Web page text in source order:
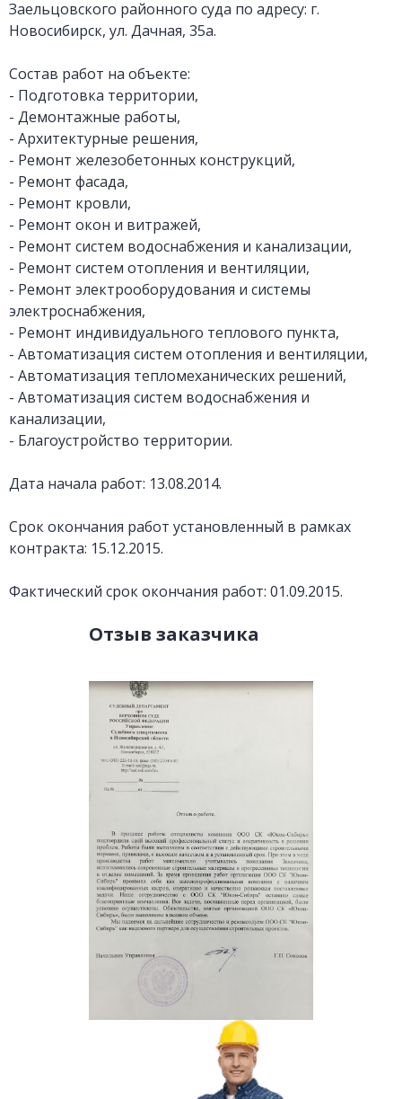
Заельцовского районного суда по адресу: г.
Новосибирск, ул. Дачная, 35а.
Состав работ на объекте:
- Подготовка территории,
- Демонтажные работы,
- Архитектурные решения,
- Ремонт железобетонных конструкций,
- Ремонт фасада,
- Ремонт кровли,
- Ремонт окон и витражей,
- Ремонт систем водоснабжения и канализации,
- Ремонт систем отопления и вентиляции,
- Ремонт электрооборудования и системы
электроснабжения,
- Ремонт индивидуального теплового пункта,
- Автоматизация систем отопления и вентиляции,
- Автоматизация тепломеханических решений,
- Автоматизация систем водоснабжения и
канализации,
- Благоустройство территории.
Дата начала работ: 13.08.2014.
Срок окончания работ установленный в рамках
контракта: 15.12.2015.
Фактический срок окончания работ: 01.09.2015.
Отзыв заказчика